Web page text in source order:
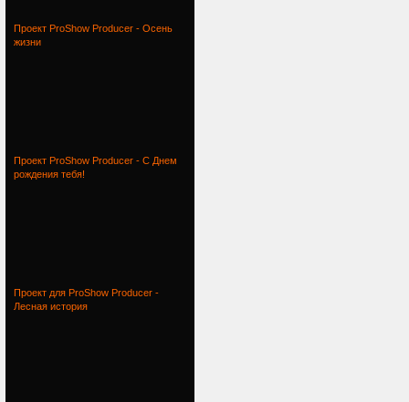
Проект ProShow Producer - Осень
жизни
Проект ProShow Producer - С Днем
рождения тебя!
Проект для ProShow Producer -
Лесная история